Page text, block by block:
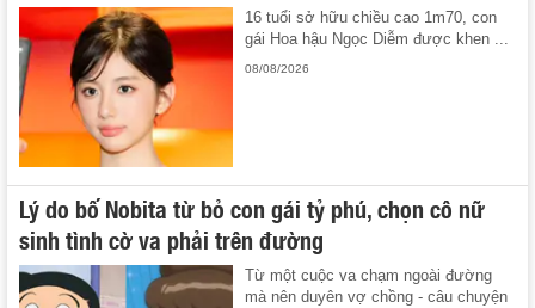
16 tuổi sở hữu chiều cao 1m70, con
gái Hoa hậu Ngọc Diễm được khen ...
08/08/2026
Lý do bố Nobita từ bỏ con gái tỷ phú, chọn cô nữ
sinh tình cờ va phải trên đường
Từ một cuộc va chạm ngoài đường
mà nên duyên vợ chồng - câu chuyện